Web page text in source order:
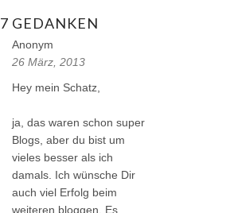
7 GEDANKEN
Anonym
26 März, 2013
Hey mein Schatz,
ja, das waren schon super
Blogs, aber du bist um
vieles besser als ich
damals. Ich wünsche Dir
auch viel Erfolg beim
weiteren bloggen. Es